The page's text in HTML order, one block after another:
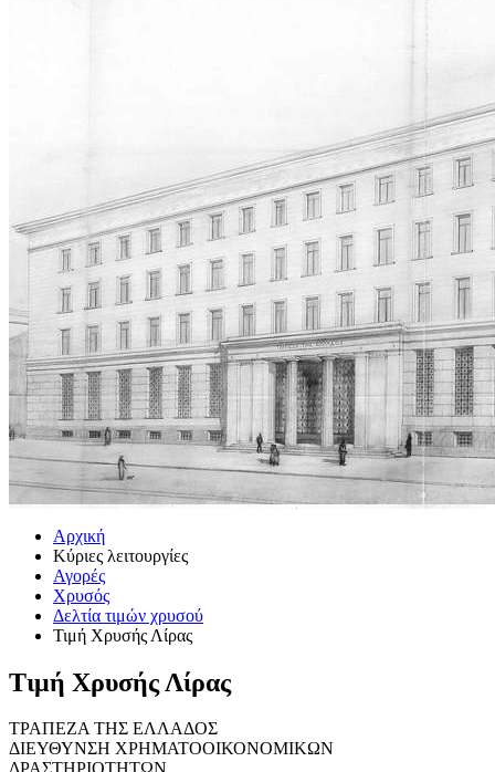
Αρχική
Κύριες λειτουργίες
Αγορές
Χρυσός
Δελτία τιμών χρυσού
Τιμή Χρυσής Λίρας
Τιμή Χρυσής Λίρας
ΤΡΑΠΕΖΑ ΤΗΣ ΕΛΛΑΔΟΣ
ΔΙΕΥΘΥΝΣΗ ΧΡΗΜΑΤΟΟΙΚΟΝΟΜΙΚΩΝ